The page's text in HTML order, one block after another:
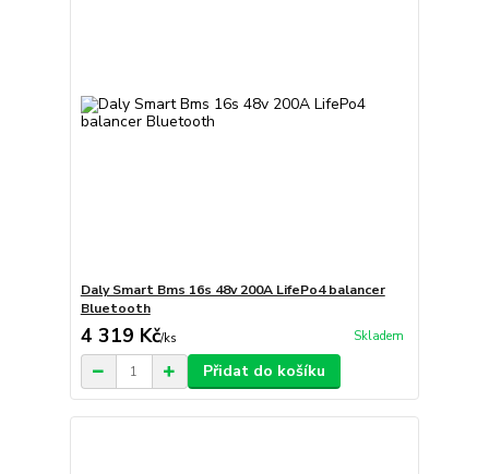
Daly Smart Bms 16s 48v 200A LifePo4 balancer
Bluetooth
4 319 Kč/ks Skladem
Přidat do košíku